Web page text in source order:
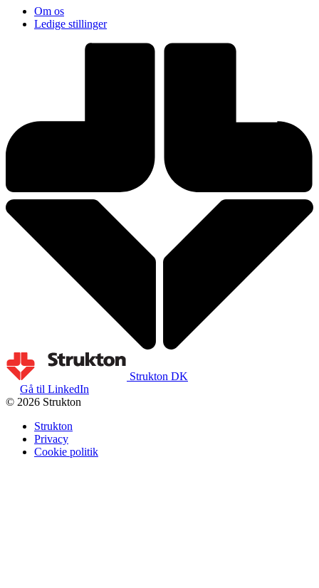
Om os
Ledige stillinger
Strukton DK
Gå til LinkedIn
© 2026 Strukton
Strukton
Privacy
Cookie politik